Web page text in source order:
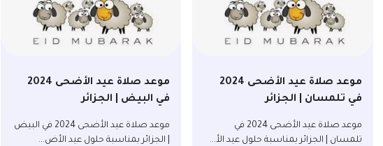
موعد صلاة عيد الأضحى 2024
في تلمسان | الجزائر
موعد صلاة عيد الأضحى 2024 في
تلمسان | الجزائر بمناسبة حلول عيد الأ...
موعد صلاة عيد الأضحى 2024
في البيض | الجزائر
موعد صلاة عيد الأضحى 2024 في البيض
| الجزائر بمناسبة حلول عيد الأض...